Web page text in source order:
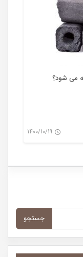
می شود؟
1400/10/19